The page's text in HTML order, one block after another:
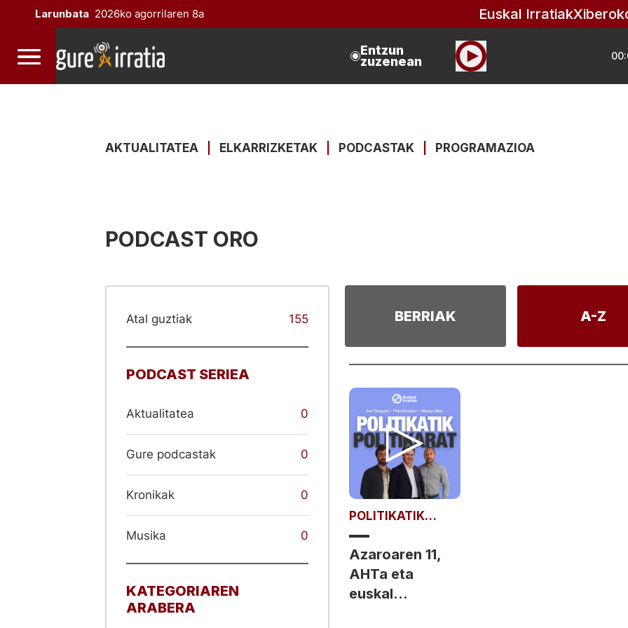
Larunbata 2026ko agorrilaren 8a Euskal Irratiak
Entzun
zuzenean
AKTUALITATEA ELKARRIZKETAK PODCASTAK PROGRAMAZIOA
PODCAST ORO
Atal guztiak 155
PODCAST SERIEA
Aktualitatea 0
Gure podcastak 0
Kronikak 0
Musika 0
KATEGORIAREN
ARABERA
BERRIAK A-Z
POLITIKATIK
POLITIKARAT
Azaroaren 11,
AHTa eta
euskal